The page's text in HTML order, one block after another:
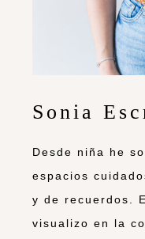
Sonia
Desde niña he
espacios
y de recuerdos.
visualizo en la